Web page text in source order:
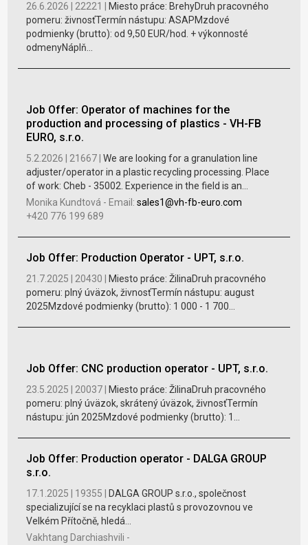
26.6.2026 | 22221 |
Miesto práce: BrehyDruh pracovného
pomeru: živnosťTermín nástupu: ASAPMzdové
podmienky (brutto): od 9,50 EUR/hod. + výkonnosté
odmenyNáplň...
Job Offer: Operator of machines for the
production and processing of plastics - VH-FB
EURO, s.r.o.
5.2.2026 | 21667 |We are looking for a granulation line
adjuster/operator in a plastic recycling processing. Place
of work: Cheb - 35002. Experience in the field is an...
Monika Kundtová - Email:sales1@vh-fb-euro.com
+420 776 199 689
Job Offer: Production Operator - UPT, s.r.o.
21.7.2025 | 20430 |
Miesto práce: ŽilinaDruh pracovného
pomeru: plný úväzok, živnosťTermín nástupu: august
2025Mzdové podmienky (brutto): 1 000 - 1 700...
Job Offer: CNC production operator - UPT, s.r.o.
23.5.2025 | 20037 |
Miesto práce: ŽilinaDruh pracovného
pomeru: plný úväzok, skrátený úväzok, živnosťTermín
nástupu: jún 2025Mzdové podmienky (brutto): 1...
Job Offer: Production operator - DALGA GROUP
s.r.o.
17.1.2025 | 19355 |
DALGA GROUP s.r.o., společnost
specializující se na recyklaci plastů s provozovnou ve
Velkém Přítočně, hledá...
Vakhtang Darchiashvili -